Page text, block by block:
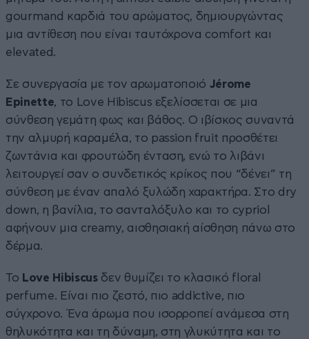
gourmand καρδιά του αρώματος, δημιουργώντας
μια αντίθεση που είναι ταυτόχρονα comfort και
elevated.
Σε συνεργασία με τον αρωματοποιό Jérome
Epinette, το Love Hibiscus εξελίσσεται σε μια
σύνθεση γεμάτη φως και βάθος. Ο ιβίσκος συναντά
την αλμυρή καραμέλα, το passion fruit προσθέτει
ζωντάνια και φρουτώδη ένταση, ενώ το λιβάνι
λειτουργεί σαν ο συνδετικός κρίκος που “δένει” τη
σύνθεση με έναν απαλό ξυλώδη χαρακτήρα. Στο dry
down, η βανίλια, το σανταλόξυλο και το cypriol
αφήνουν μια creamy, αισθησιακή αίσθηση πάνω στο
δέρμα.
Το Love Hibiscusδεν θυμίζει το κλασικό floral
perfume. Είναι πιο ζεστό, πιο addictive, πιο
σύγχρονο. Ένα άρωμα που ισορροπεί ανάμεσα στη
θηλυκότητα και τη δύναμη, στη γλυκύτητα και το